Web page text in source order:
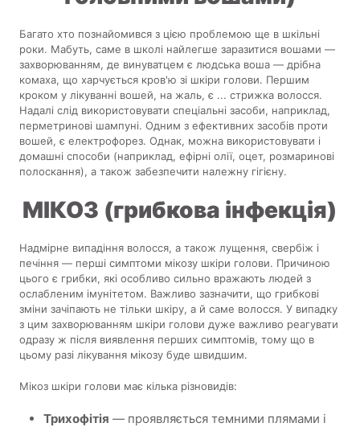
Багато хто познайомився з цією проблемою ще в шкільні
роки. Мабуть, саме в школі найлегше заразитися вошами —
захворюванням, де винуватцем є людська воша — дрібна
комаха, що харчується кров'ю зі шкіри голови. Першим
кроком у лікуванні вошей, на жаль, є ... стрижка волосся.
Надалі слід використовувати спеціальні засоби, наприклад,
перметринові шампуні. Одним з ефективних засобів проти
вошей, є електрофорез. Однак, можна використовувати і
домашні способи (наприклад, ефірні олії, оцет, розмаринові
полоскання), а також забезпечити належну гігієну.
МІКОЗ (грибкова інфекція)
Надмірне випадіння волосся, а також лущення, свербіж і
печіння — перші симптоми мікозу шкіри голови. Причиною
цього є грибки, які особливо сильно вражають людей з
ослабленим імунітетом. Важливо зазначити, що грибкові
зміни зачіпають не тільки шкіру, а й саме волосся. У випадку
з цим захворюванням шкіри голови дуже важливо реагувати
одразу ж після виявлення перших симптомів, тому що в
цьому разі лікування мікозу буде швидшим.
Мікоз шкіри голови має кілька різновидів:
Трихофітія — проявляється темними плямами і